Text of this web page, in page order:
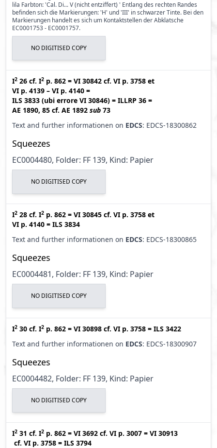
lila Farbton: 'Cal. Di... V (nicht entziffert) ' Entlang des rechten Randes
befinden sich die Markierungen: 'H' und 'III' in schwarzer Tinte. Bei den
Markierungen handelt es sich um Kontaktstellen der Abklatsche
EC0001753 - EC0001757.
NO DIGITISED COPY
I2 26 cf. I2 p. 862 = VI 30842 cf. VI p. 3758 et
VI p. 4139 – VI p. 4140 =
ILS 3833 (ubi errore VI 30846) = ILLRP 36 =
AE 1890, 85 cf. AE 1892 sub 73
Text and further informationen on EDCS: EDCS-18300862
Squeezes
EC0004480, Folder: FF 139, Kind: Papier
NO DIGITISED COPY
I2 28 cf. I2 p. 862 = VI 30845 cf. VI p. 3758 et
VI p. 4140 = ILS 3834
Text and further informationen on EDCS: EDCS-18300865
Squeezes
EC0004481, Folder: FF 139, Kind: Papier
NO DIGITISED COPY
I2 30 cf. I2 p. 862 = VI 30898 cf. VI p. 3758 = ILS 3422
Text and further informationen on EDCS: EDCS-18300907
Squeezes
EC0004482, Folder: FF 139, Kind: Papier
NO DIGITISED COPY
I2 31 cf. I2 p. 862 = VI 3692 cf. VI p. 3007 = VI 30913
cf. VI p. 3758 = ILS 3794